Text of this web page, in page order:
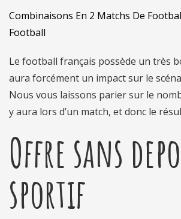
Combinaisons En 2 Matchs De
Football
Le football français possède un très
aura forcément un impact sur le
Nous vous laissons parier sur le
y aura lors d’un match, et donc le
Offre sans
sportif